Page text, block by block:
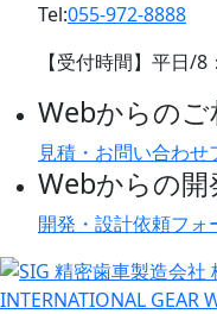
Tel:055-972-8888
【受付時間】平日/8
Webからのご
見積・お問い合わせ
Webからの開
開発・設計依頼フォ